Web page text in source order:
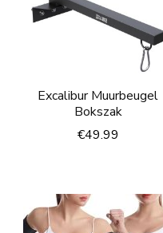
Excalibur Muurbeugel
Bokszak
€49.99